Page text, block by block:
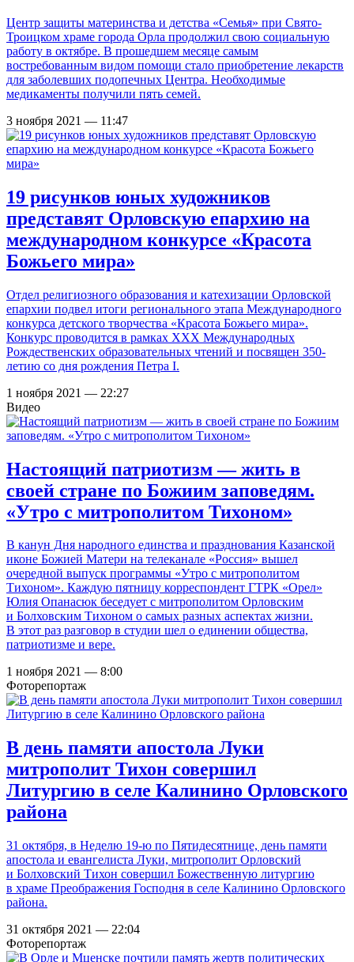
Центр защиты материнства и детства «Семья» при Свято-
Троицком храме города Орла продолжил свою социальную
работу в октябре. В прошедшем месяце самым
востребованным видом помощи стало приобретение лекарств
для заболевших подопечных Центра. Необходимые
медикаменты получили пять семей.
3 ноября 2021 — 11:47
19 рисунков юных художников
представят Орловскую епархию на
международном конкурсе «Красота
Божьего мира»
Отдел религиозного образования и катехизации Орловской
епархии подвел итоги регионального этапа Международного
конкурса детского творчества «Красота Божьего мира».
Конкурс проводится в рамках XXX Международных
Рождественских образовательных чтений и посвящен 350-
летию со дня рождения Петра I.
1 ноября 2021 — 22:27
Видео
Настоящий патриотизм — жить в
своей стране по Божиим заповедям.
«Утро с митрополитом Тихоном»
В канун Дня народного единства и празднования Казанской
иконе Божией Матери на телеканале «Россия» вышел
очередной выпуск программы «Утро с митрополитом
Тихоном». Каждую пятницу корреспондент ГТРК «Орел»
Юлия Опанасюк беседует с митрополитом Орловским
и Болховским Тихоном о самых разных аспектах жизни.
В этот раз разговор в студии шел о единении общества,
патриотизме и вере.
1 ноября 2021 — 8:00
Фоторепортаж
В день памяти апостола Луки
митрополит Тихон совершил
Литургию в селе Калинино Орловского
района
31 октября, в Неделю 19-ю по Пятидесятнице, день памяти
апостола и евангелиста Луки, митрополит Орловский
и Болховский Тихон совершил Божественную литургию
в храме Преображения Господня в селе Калинино Орловского
района.
31 октября 2021 — 22:04
Фоторепортаж